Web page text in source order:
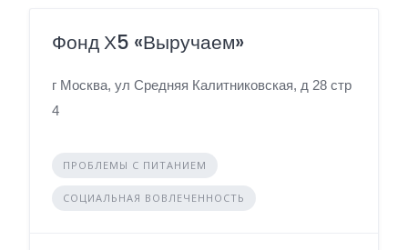
Фонд Х5 «Выручаем»
г Москва, ул Средняя Калитниковская, д 28 стр
4
ПРОБЛЕМЫ С ПИТАНИЕМ
СОЦИАЛЬНАЯ ВОВЛЕЧЕННОСТЬ